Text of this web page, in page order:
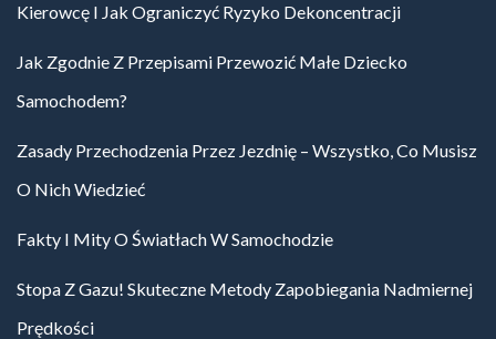
Kierowcę I Jak Ograniczyć Ryzyko Dekoncentracji
Jak Zgodnie Z Przepisami Przewozić Małe Dziecko
Samochodem?
Zasady Przechodzenia Przez Jezdnię – Wszystko, Co Musisz
O Nich Wiedzieć
Fakty I Mity O Światłach W Samochodzie
Stopa Z Gazu! Skuteczne Metody Zapobiegania Nadmiernej
Prędkości